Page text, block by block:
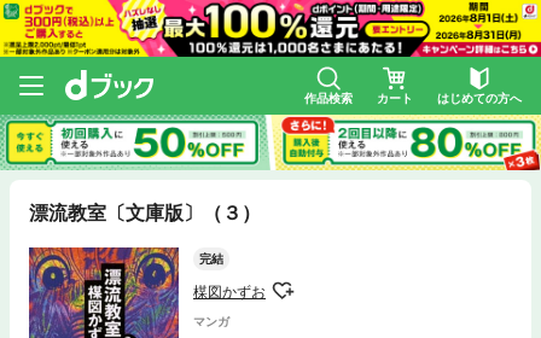
作品検索 カート はじめての方へ
漂流教室〔文庫版〕（３）
完結
楳図かずお
マンガ